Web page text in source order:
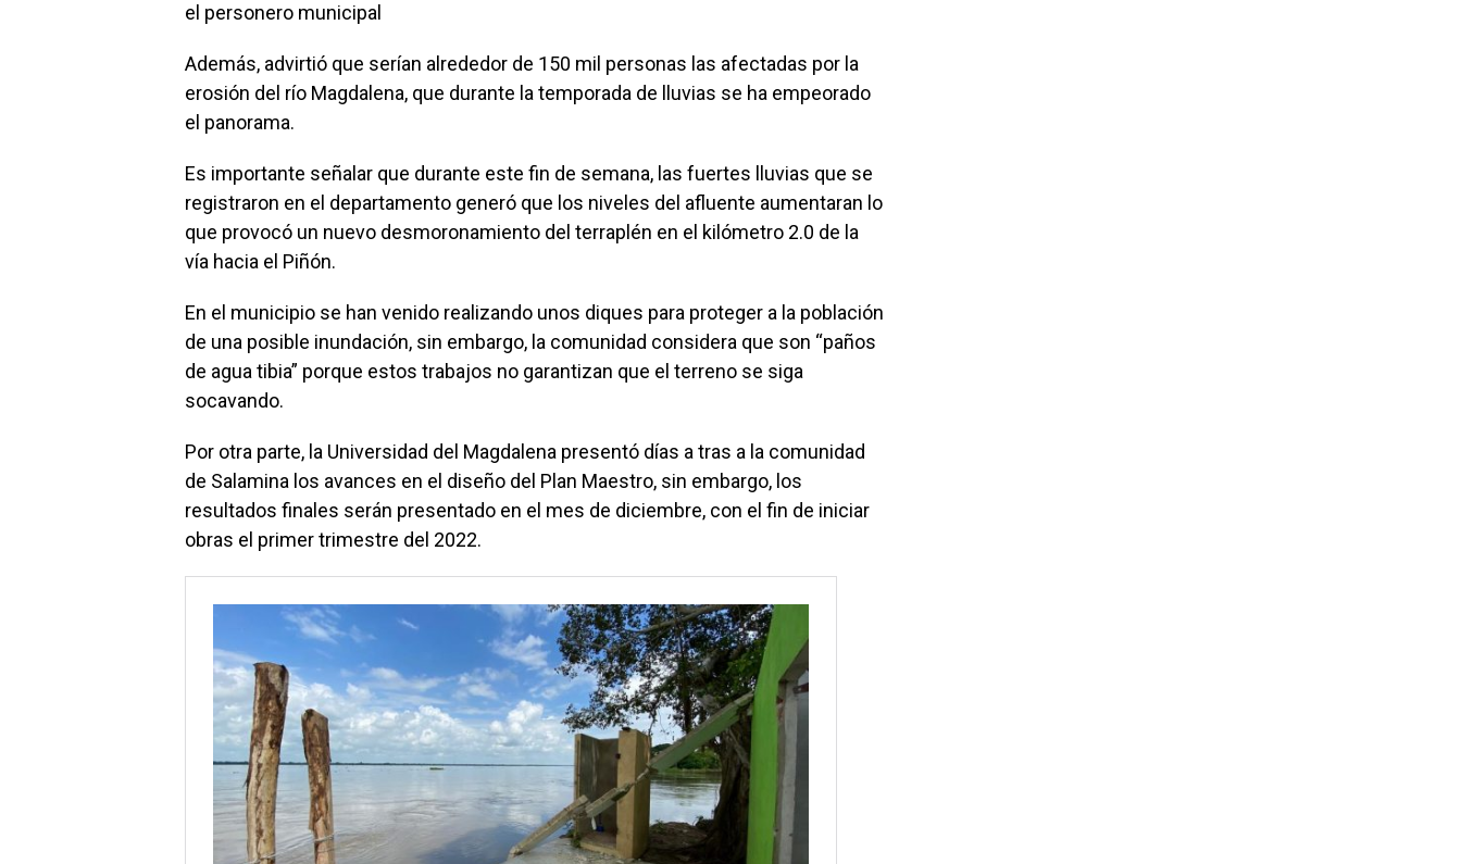
el personero municipal
Además, advirtió que serían alrededor de 150 mil personas las afectadas por la
erosión del río Magdalena, que durante la temporada de lluvias se ha empeorado
el panorama.
Es importante señalar que durante este fin de semana, las fuertes lluvias que se
registraron en el departamento generó que los niveles del afluente aumentaran lo
que provocó un nuevo desmoronamiento del terraplén en el kilómetro 2.0 de la
vía hacia el Piñón.
En el municipio se han venido realizando unos diques para proteger a la población
de una posible inundación, sin embargo, la comunidad considera que son “paños
de agua tibia” porque estos trabajos no garantizan que el terreno se siga
socavando.
Por otra parte, la Universidad del Magdalena presentó días a tras a la comunidad
de Salamina los avances en el diseño del Plan Maestro, sin embargo, los
resultados finales serán presentado en el mes de diciembre, con el fin de iniciar
obras el primer trimestre del 2022.